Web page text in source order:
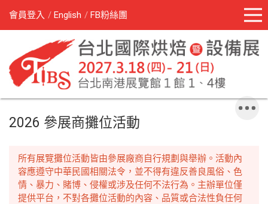
會員登入 English FB粉絲團
2026 參展商攤位活動
所有展覽攤位活動皆由參展廠商自行規劃與舉辦。活動內
容應遵守中華民國相關法令，並不得有違反善良風俗、色
情、暴力、賭博、侵權或涉及任何不法行為。主辦單位僅
提供平台，不對各攤位活動的內容、品質或合法性負任何